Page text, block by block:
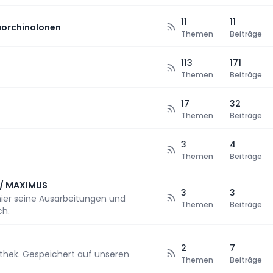
11
Themen
11
Beiträge
113
Themen
171
Beiträge
17
Themen
32
Beiträge
3
Themen
4
Beiträge
seine Ausarbeitungen und
3
Themen
3
Beiträge
Gespeichert auf unseren 2
Themen
7
Beiträge